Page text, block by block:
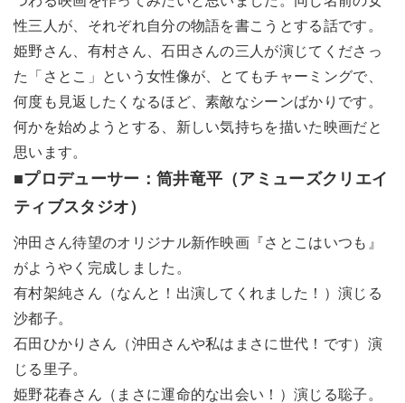
性三人が、それぞれ自分の物語を書こうとする話です。
姫野さん、有村さん、石田さんの三人が演じてくださっ
た「さとこ」という女性像が、とてもチャーミングで、
何度も見返したくなるほど、素敵なシーンばかりです。
何かを始めようとする、新しい気持ちを描いた映画だと
思います。
■プロデューサー：筒井竜平（アミューズクリエイ
ティブスタジオ）
沖田さん待望のオリジナル新作映画『さとこはいつも』
がようやく完成しました。
有村架純さん（なんと！出演してくれました！）演じる
沙都子。
石田ひかりさん（沖田さんや私はまさに世代！です）演
じる里子。
姫野花春さん（まさに運命的な出会い！）演じる聡子。